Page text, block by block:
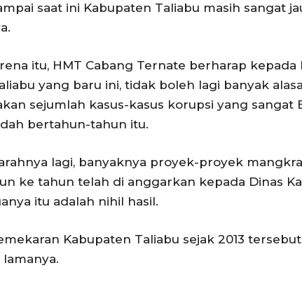
saat ini Kabupaten Taliabu masih sangat
itu, HMT Cabang Ternate berharap kepada
yang baru ini, tidak boleh lagi banyak
sejumlah kasus-kasus korupsi yang sangat
bertahun-tahun itu.
lagi, banyaknya proyek-proyek
ke tahun telah di anggarkan kepada Dinas
itu adalah nihil hasil.
Kabupaten Taliabu sejak 2013
lamanya.